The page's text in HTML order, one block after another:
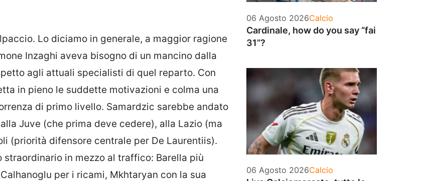
Lo diciamo in generale, a maggior ragione
Inzaghi aveva bisogno di un mancino dalla
agli attuali specialisti di quel reparto. Con
in pieno le suddette motivazioni e colma una
di primo livello. Samardzic sarebbe andato
Juve (che prima deve cedere), alla Lazio (ma
(priorità difensore centrale per De Laurentiis).
straordinario in mezzo al traffico: Barella più
per i ricami, Mkhtaryan con la sua
06 Agosto 2026Categorie
Calcio
Cardinale, how do you say “fai
31”?
06 Agosto 2026Categorie
Calcio